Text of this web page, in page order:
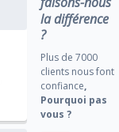
la différence
?
Plus de 7000
clients nous font
confiance,
Pourquoi pas
vous ?